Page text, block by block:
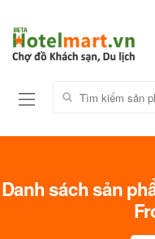
Tìm kiếm sản phẩm:
Danh sách sản